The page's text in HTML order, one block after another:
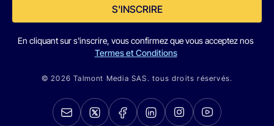
S'INSCRIRE
En cliquant sur s'inscrire, vous confirmez que vous acceptez nos
Termes et Conditions
© 2026 Talmont Media SAS. tous droits réservés.